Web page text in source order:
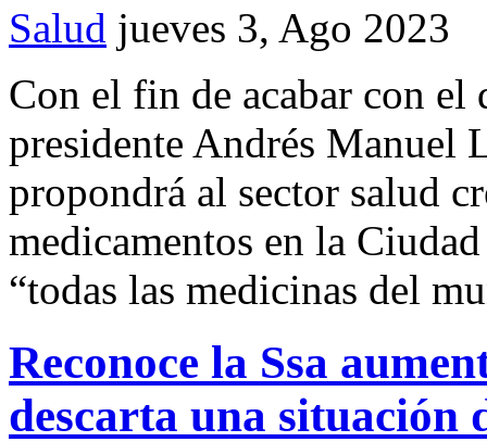
Salud jueves 3, Ago 2023
Con el fin de acabar con el
presidente Andrés Manuel
propondrá al sector salud
medicamentos en la
“todas las medicinas del
Reconoce la Ssa
descarta una situación